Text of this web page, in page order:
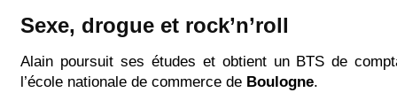
Sexe, drogue et rock’n’roll
Alain poursuit ses études et obtient un BTS de
l’école nationale de commerce de Boulogne.